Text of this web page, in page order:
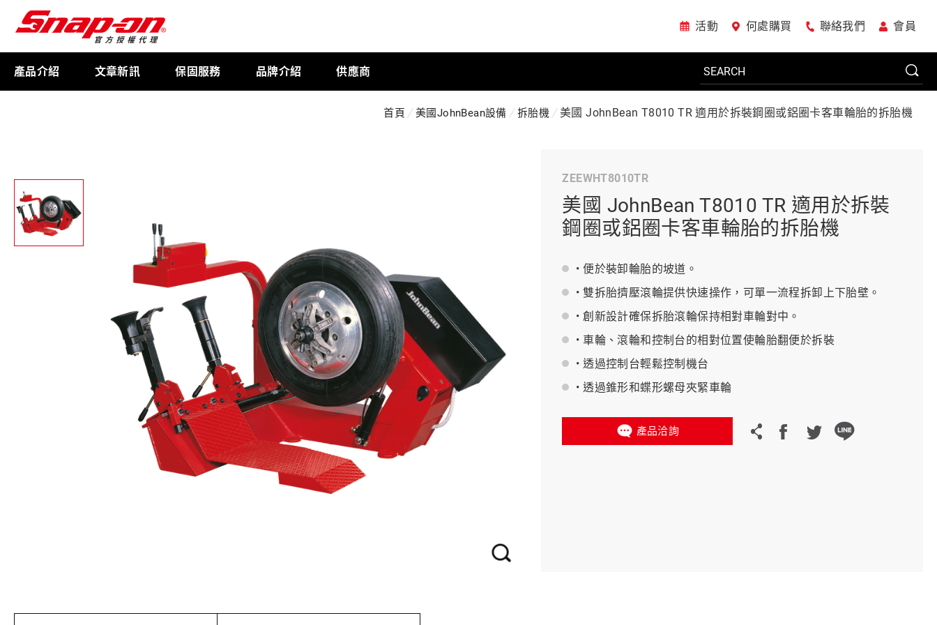
活動 何處購買 聯絡我們 會員
產品介紹
限量週邊商品 車廠專用工具
工業半導體 美國JohnBean設備
美國藍點 Blue-Point BAHCO 瑞典魚牌
文章新訊 保固服務 品牌介紹 供應商
首頁 美國JohnBean設備 拆胎機 美國 JohnBean T8010 TR 適用於拆裝鋼圈或鋁圈卡客車輪胎的拆胎機
ZEEWHT8010TR
美國 JohnBean T8010 TR 適用於拆裝
鋼圈或鋁圈卡客車輪胎的拆胎機
• 便於裝卸輪胎的坡道。
• 雙拆胎擠壓滾輪提供快速操作，可單一流程拆卸上下胎壁。
• 創新設計確保拆胎滾輪保持相對車輪對中。
• 車輪、滾輪和控制台的相對位置使輪胎翻便於拆裝
• 透過控制台輕鬆控制機台
• 透過錐形和蝶形螺母夾緊車輪
產品洽詢